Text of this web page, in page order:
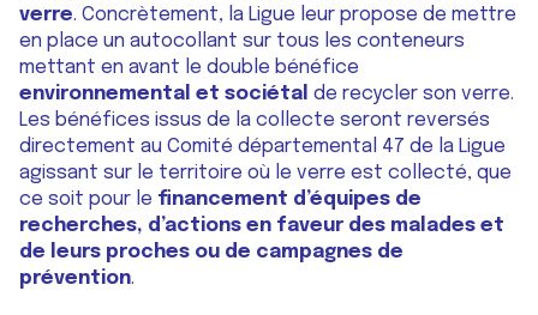
verre. Concrètement, la Ligue leur propose de mettre
en place un autocollant sur tous les conteneurs
mettant en avant le double bénéfice
environnemental et sociétal de recycler son verre.
Les bénéfices issus de la collecte seront reversés
directement au Comité départemental 47 de la Ligue
agissant sur le territoire où le verre est collecté, que
ce soit pour le financement d’équipes de
recherches, d’actions en faveur des malades et
de leurs proches ou de campagnes de
prévention.